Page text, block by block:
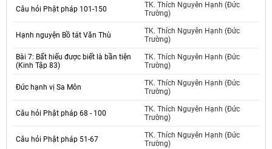
Câu hỏi Phật pháp 101-150
TK. Thích Nguyên Hạnh (Đức
Trường)
Hạnh nguyện Bồ tát Văn Thù
TK. Thích Nguyên Hạnh (Đức
Trường)
Bài 7: Bất hiếu được biết là bần tiện
(Kinh Tập 83)
TK. Thích Nguyên Hạnh (Đức
Trường)
Đức hạnh vị Sa Môn
TK. Thích Nguyên Hạnh (Đức
Trường)
Câu hỏi Phật pháp 68 - 100
TK. Thích Nguyên Hạnh (Đức
Trường)
Câu hỏi Phật pháp 51-67
TK. Thích Nguyên Hạnh (Đức
Trường)